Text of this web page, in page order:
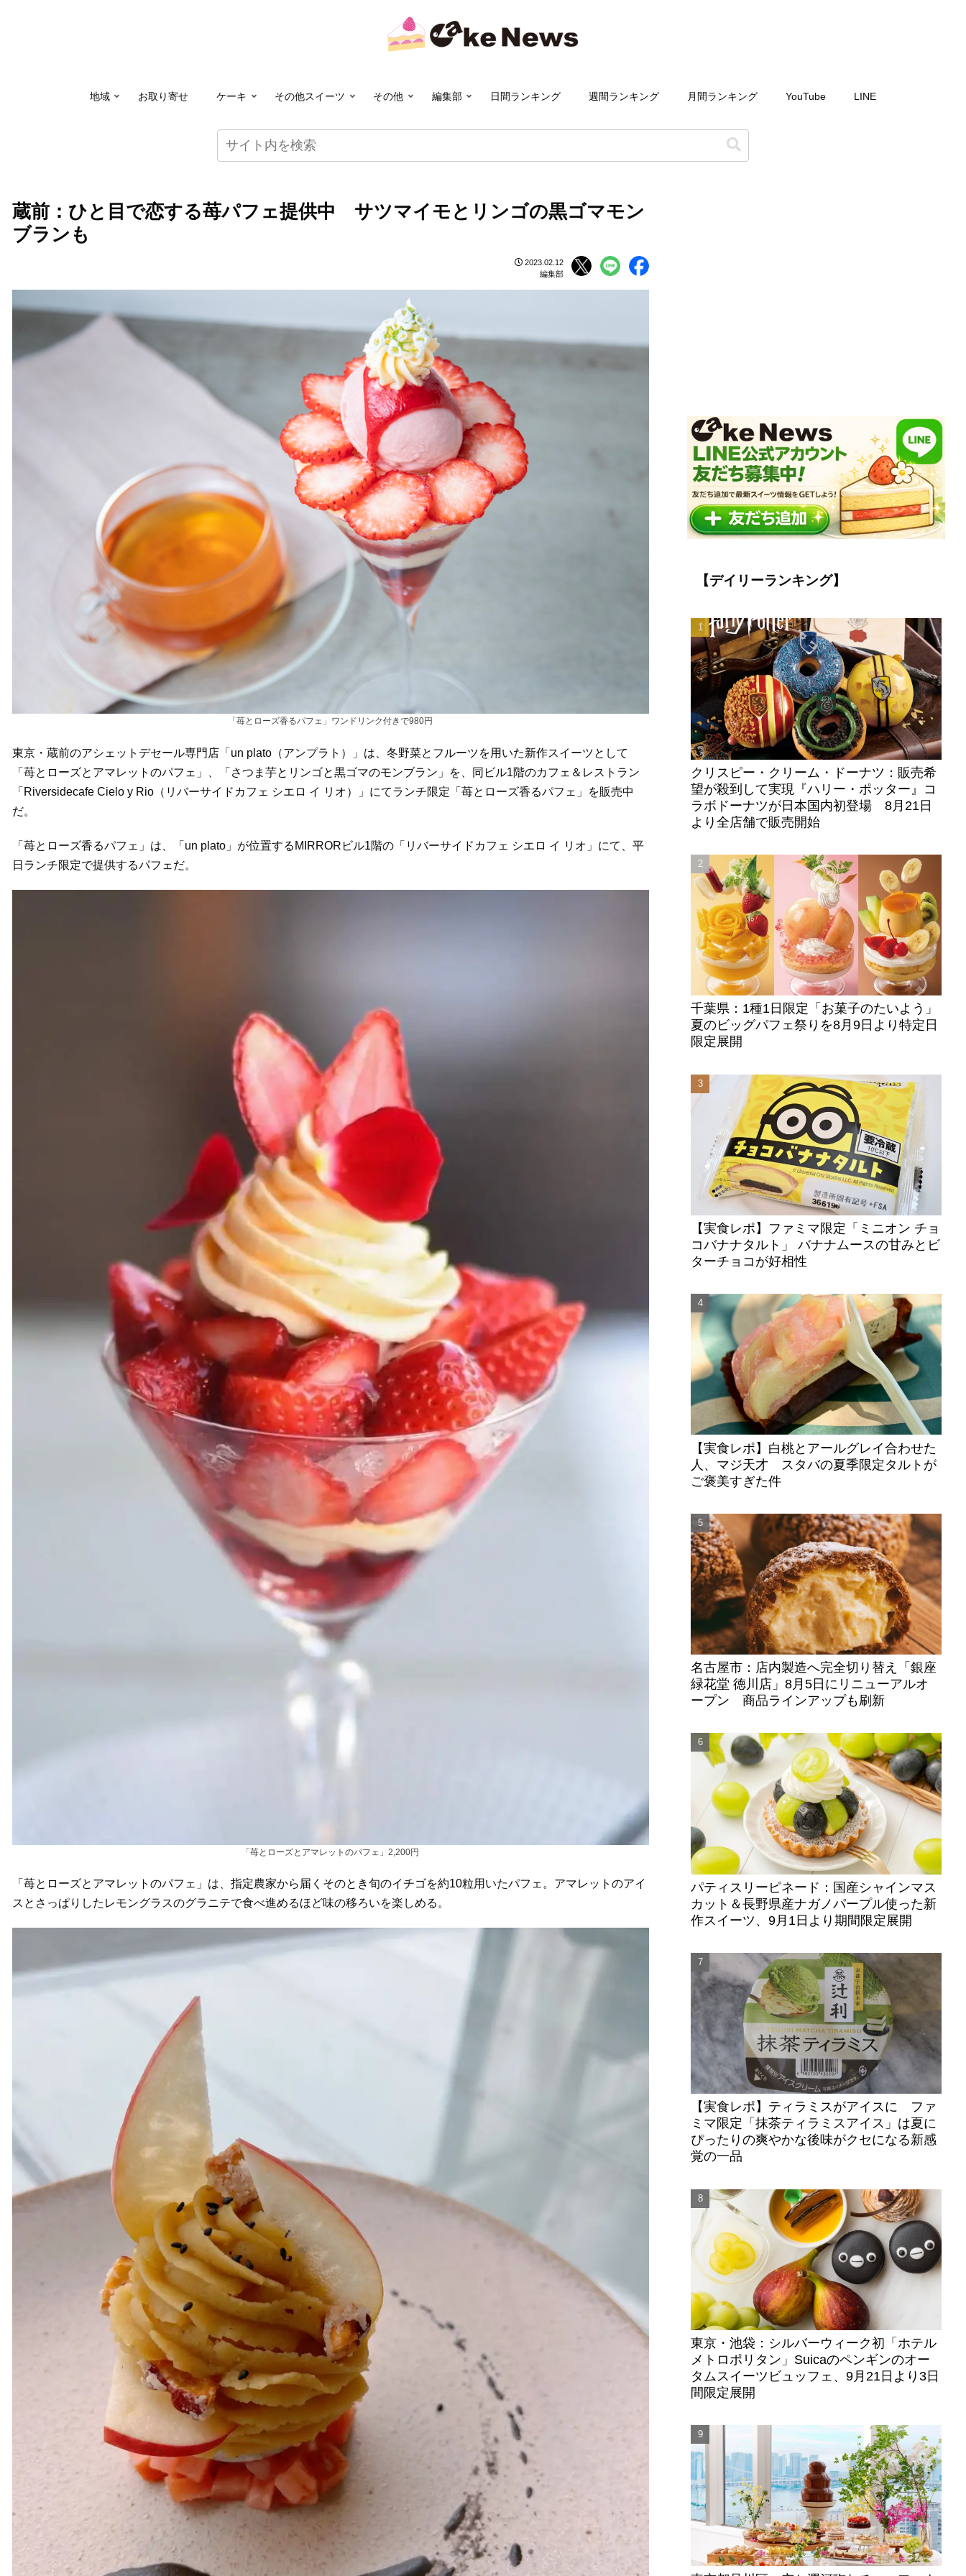
地域 お取り寄せ ケーキ その他スイーツ その他 編集部 日間ランキング 週間ランキング 月間ランキング YouTube LINE
蔵前：ひと目で恋する苺パフェ提供中 サツマイモとリンゴの黒ゴマモン
ブランも
2023.02.12
編集部
「苺とローズ香るパフェ」ワンドリンク付きで980円
東京・蔵前のアシェットデセール専門店「un plato（アンプラト）」は、冬野菜とフルーツを用いた新作スイーツとして
「苺とローズとアマレットのパフェ」、「さつま芋とリンゴと黒ゴマのモンブラン」を、同ビル1階のカフェ＆レストラン
「Riversidecafe Cielo y Rio（リバーサイドカフェ シエロ イ リオ）」にてランチ限定「苺とローズ香るパフェ」を販売中
だ。
「苺とローズ香るパフェ」は、「un plato」が位置するMIRRORビル1階の「リバーサイドカフェ シエロ イ リオ」にて、平
日ランチ限定で提供するパフェだ。
「苺とローズとアマレットのパフェ」2,200円
「苺とローズとアマレットのパフェ」は、指定農家から届くそのとき旬のイチゴを約10粒用いたパフェ。アマレットのアイ
スとさっぱりしたレモングラスのグラニテで食べ進めるほど味の移ろいを楽しめる。
【デイリーランキング】
クリスピー・クリーム・ドーナツ：販売希
望が殺到して実現『ハリー・ポッター』コ
ラボドーナツが日本国内初登場 8月21日
より全店舗で販売開始
千葉県：1種1日限定「お菓子のたいよう」
夏のビッグパフェ祭りを8月9日より特定日
限定展開
【実食レポ】ファミマ限定「ミニオン チョ
コバナナタルト」 バナナムースの甘みとビ
ターチョコが好相性
【実食レポ】白桃とアールグレイ合わせた
人、マジ天才 スタバの夏季限定タルトが
ご褒美すぎた件
名古屋市：店内製造へ完全切り替え「銀座
緑花堂 徳川店」8月5日にリニューアルオ
ープン 商品ラインアップも刷新
パティスリーピネード：国産シャインマス
カット＆長野県産ナガノパープル使った新
作スイーツ、9月1日より期間限定展開
【実食レポ】ティラミスがアイスに ファ
ミマ限定「抹茶ティラミスアイス」は夏に
ぴったりの爽やかな後味がクセになる新感
覚の一品
東京・池袋：シルバーウィーク初「ホテル
メトロポリタン」Suicaのペンギンのオー
タムスイーツビュッフェ、9月21日より3日
間限定展開